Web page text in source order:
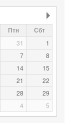
Птн Сбт
31
1
7 8
14
15
21
22
28
29
4 5